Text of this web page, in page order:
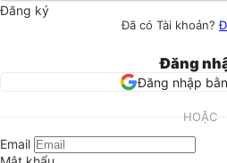
Đăng ký
Đã có Tài khoản?
Đăng
Đăng nhập
HOẶC
Email